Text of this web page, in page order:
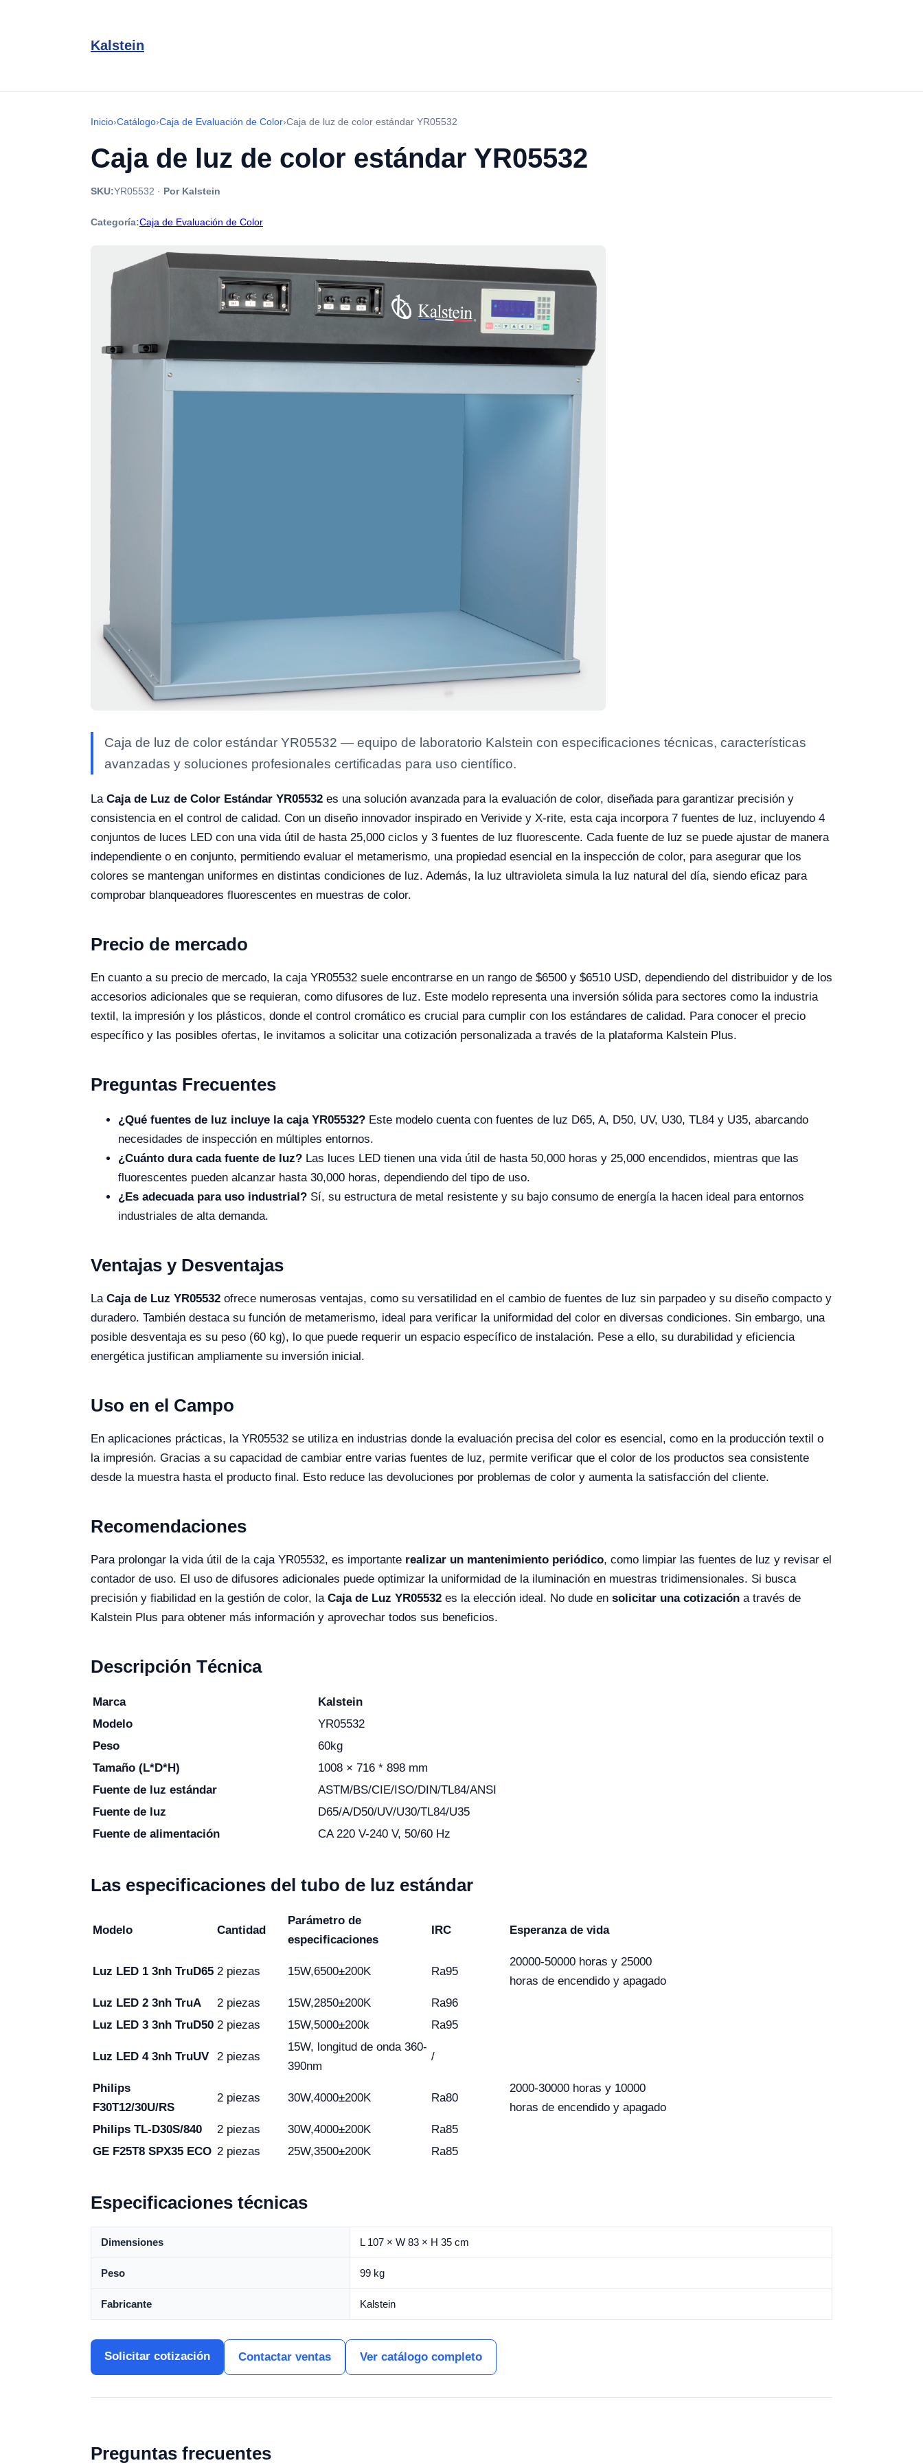
Kalstein
Inicio›Catálogo›Caja de Evaluación de Color›Caja de luz de color estándar YR05532
Caja de luz de color estándar YR05532
SKU:YR05532 · Por Kalstein
Categoría:Caja de Evaluación de Color
Caja de luz de color estándar YR05532 — equipo de laboratorio Kalstein con especificaciones técnicas, características
avanzadas y soluciones profesionales certificadas para uso científico.
La Caja de Luz de Color Estándar YR05532 es una solución avanzada para la evaluación de color, diseñada para garantizar precisión y
consistencia en el control de calidad. Con un diseño innovador inspirado en Verivide y X-rite, esta caja incorpora 7 fuentes de luz, incluyendo 4
conjuntos de luces LED con una vida útil de hasta 25,000 ciclos y 3 fuentes de luz fluorescente. Cada fuente de luz se puede ajustar de manera
independiente o en conjunto, permitiendo evaluar el metamerismo, una propiedad esencial en la inspección de color, para asegurar que los
colores se mantengan uniformes en distintas condiciones de luz. Además, la luz ultravioleta simula la luz natural del día, siendo eficaz para
comprobar blanqueadores fluorescentes en muestras de color.
Precio de mercado
En cuanto a su precio de mercado, la caja YR05532 suele encontrarse en un rango de $6500 y $6510 USD, dependiendo del distribuidor y de los
accesorios adicionales que se requieran, como difusores de luz. Este modelo representa una inversión sólida para sectores como la industria
textil, la impresión y los plásticos, donde el control cromático es crucial para cumplir con los estándares de calidad. Para conocer el precio
específico y las posibles ofertas, le invitamos a solicitar una cotización personalizada a través de la plataforma Kalstein Plus.
Preguntas Frecuentes
¿Qué fuentes de luz incluye la caja YR05532? Este modelo cuenta con fuentes de luz D65, A, D50, UV, U30, TL84 y U35, abarcando
necesidades de inspección en múltiples entornos.
¿Cuánto dura cada fuente de luz? Las luces LED tienen una vida útil de hasta 50,000 horas y 25,000 encendidos, mientras que las
fluorescentes pueden alcanzar hasta 30,000 horas, dependiendo del tipo de uso.
¿Es adecuada para uso industrial? Sí, su estructura de metal resistente y su bajo consumo de energía la hacen ideal para entornos
industriales de alta demanda.
Ventajas y Desventajas
La Caja de Luz YR05532 ofrece numerosas ventajas, como su versatilidad en el cambio de fuentes de luz sin parpadeo y su diseño compacto y
duradero. También destaca su función de metamerismo, ideal para verificar la uniformidad del color en diversas condiciones. Sin embargo, una
posible desventaja es su peso (60 kg), lo que puede requerir un espacio específico de instalación. Pese a ello, su durabilidad y eficiencia
energética justifican ampliamente su inversión inicial.
Uso en el Campo
En aplicaciones prácticas, la YR05532 se utiliza en industrias donde la evaluación precisa del color es esencial, como en la producción textil o
la impresión. Gracias a su capacidad de cambiar entre varias fuentes de luz, permite verificar que el color de los productos sea consistente
desde la muestra hasta el producto final. Esto reduce las devoluciones por problemas de color y aumenta la satisfacción del cliente.
Recomendaciones
Para prolongar la vida útil de la caja YR05532, es importante realizar un mantenimiento periódico, como limpiar las fuentes de luz y revisar el
contador de uso. El uso de difusores adicionales puede optimizar la uniformidad de la iluminación en muestras tridimensionales. Si busca
precisión y fiabilidad en la gestión de color, la Caja de Luz YR05532 es la elección ideal. No dude en solicitar una cotización a través de
Kalstein Plus para obtener más información y aprovechar todos sus beneficios.
Descripción Técnica
Marca
Kalstein
Modelo
YR05532
Peso
60kg
Tamaño (L*D*H)
1008 × 716 * 898 mm
Fuente de luz estándar
ASTM/BS/CIE/ISO/DIN/TL84/ANSI
Fuente de luz
D65/A/D50/UV/U30/TL84/U35
Fuente de alimentación
CA 220 V-240 V, 50/60 Hz
Las especificaciones del tubo de luz estándar
Modelo Cantidad
Parámetro de
especificaciones
IRC Esperanza de vida
Luz LED 1 3nh TruD65 2 piezas 15W,6500±200K Ra95
20000-50000 horas y 25000
horas de encendido y apagado
Luz LED 2 3nh TruA
2 piezas 15W,2850±200K
Ra96
Luz LED 3 3nh TruD50 2 piezas 15W,5000±200k Ra95
Luz LED 4 3nh TruUV 2 piezas
15W, longitud de onda 360-
390nm
/
Philips
F30T12/30U/RS
2 piezas 30W,4000±200K Ra80
2000-30000 horas y 10000
horas de encendido y apagado
Philips TL-D30S/840
2 piezas 30W,4000±200K
Ra85
GE F25T8 SPX35 ECO 2 piezas 25W,3500±200K Ra85
Especificaciones técnicas
Dimensiones L 107 × W 83 × H 35 cm
Peso 99 kg
Fabricante Kalstein
Solicitar cotización Contactar ventas Ver catálogo completo
Preguntas frecuentes